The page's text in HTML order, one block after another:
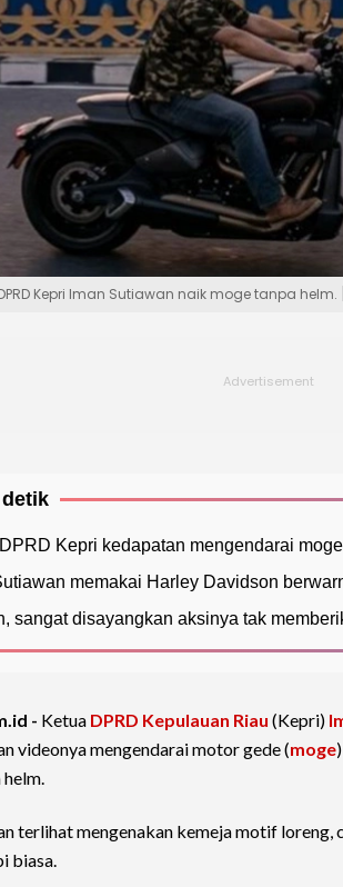
Kepri Iman Sutiawan naik moge tanpa helm.
detik
Kepri kedapatan mengendarai
memakai Harley Davidson
sangat disayangkan aksinya tak
- Ketua DPRD Kepulauan Riau (Kepri)
videonya mengendarai motor gede (moge
helm.
terlihat mengenakan kemeja motif loreng,
biasa.